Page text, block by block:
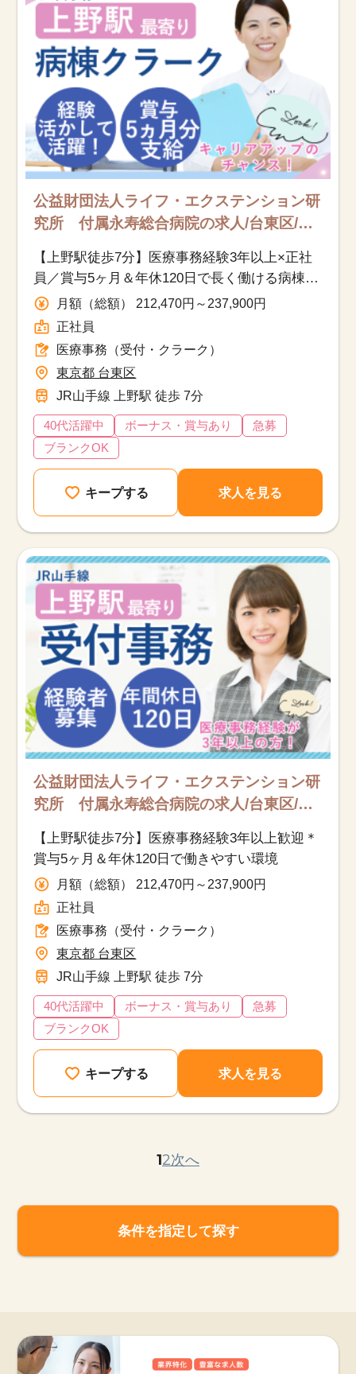
公益財団法人ライフ・エクステンション研
究所 付属永寿総合病院の求人/台東区/医
療事務（受付・クラーク）/正社員
【上野駅徒歩7分】医療事務経験3年以上×正社
員／賞与5ヶ月＆年休120日で長く働ける病棟ク
ラーク月額（総額） 212,470円～237,900円
正社員
医療事務（受付・クラーク）
東京都 台東区
JR山手線 上野駅 徒歩 7分
40代活躍中 ボーナス・賞与あり
急募
ブランクOK
キープする 求人を見る
公益財団法人ライフ・エクステンション研
究所 付属永寿総合病院の求人/台東区/医
療事務（受付・クラーク）/正社員
【上野駅徒歩7分】医療事務経験3年以上歓迎＊
賞与5ヶ月＆年休120日で働きやすい環境
月額（総額） 212,470円～237,900円
正社員
医療事務（受付・クラーク）
東京都 台東区
JR山手線 上野駅 徒歩 7分
40代活躍中 ボーナス・賞与あり
急募
ブランクOK
キープする 求人を見る
12次へ
条件を指定して探す